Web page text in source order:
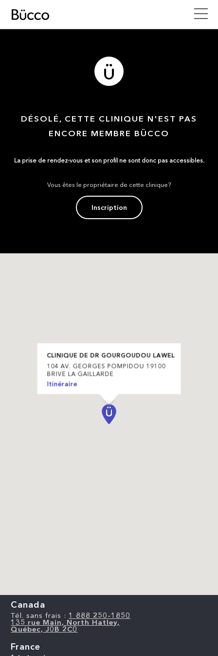
DÉSOLÉ, CETTE CLINIQUE N'EST PAS
ENCORE MEMBRE BÜCCO
La prise de rendez-vous et son profil ne sont donc pas accessibles.
Vous êtes le propriétaire de cette clinique?
Inscription
CLINIQUE DE DR GOURGOUDOU LAWEL
104 AV. GEORGES POMPIDOU 19100
BRIVE LA GAILLARDE
Itinéraire
Canada
Tél. sans frais : 1 888 250-1850
135 rue Main, North Hatley,
Québec, J0B 2C0
France